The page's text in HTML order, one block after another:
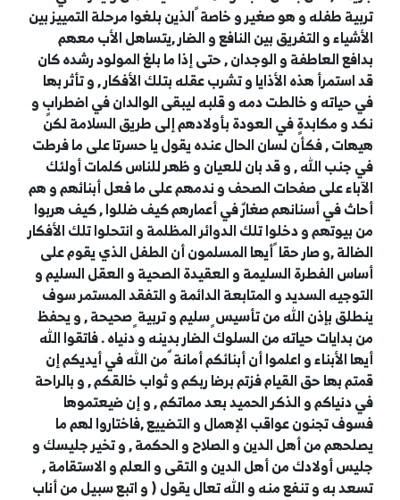
تربية طفله و هو صغير و خاصة ً الذين بلغوا مرحلة التمييز بين
الأشياء و التفريق بين النافع و الضار ,يتساهل الأب معهم
بدافع العاطفة و الوجدان , حتى إذا ما بلغ المولود رشده كان
قد استمرأ هذه الأذايا و تشرب عقله بتلك الأفكار , و تأثر بها
في حياته و خالطت دمه و قلبه ليبقى الوالدان في اضطرابٍ و
نكد و مكابدةٍ في العودة بأولادهم إلى طريق السلامة لكن
هيهات , فكأن لسان الحال عنده يقول يا حسرتا على ما فرطت
في جنب الله , و قد بان للعيان و ظهر للناس كلمات أولئك
الآباء على صفحات الصحف و ندمهم على ما فعل أبنائهم و هم
أحاث في أسنانهم صغارٌ في أعمارهم كيف ضللوا , كيف هربوا
من بيوتهم و دخلوا تلك الدوائر المظلمة و انتحلوا تلك الأفكار
الضالة ,و صار حقا ً أيها المسلمون أن الطفل الذي يقوم على
أساس الفطرة السليمة و العقيدة الصحية و العقل السليم و
التوجيه السديد و المتابعة الدائمة و التفقد المستمر سوف
ينطلق بإذن الله من تأسيس ٍ سليم و تربية ٍ صحيحة , و يحفظ
من بدايات حياته من السلوك الضار بدينه و دنياه . فاتقوا الله
أيها الأبناء و اعلموا أن أبنائكم أمانة ٌ من الله في أيديكم إن
قمتم بها حق القيام فزتم برضا ربكم و ثواب خالقكم , و بالراحة
في دنياكم و الذكر الحميد بعد مماتكم , و إن ضيعتموها
فسوف تجنون عواقب الإهمال و التضييع ,فاختاروا لهم ما
يصلحهم من أهل الدين و الصلاح و الحكمة , و تخير جليسك و
جليس أولادك من أهل الدين و التقى و العلم و الاستقامة ,
تسعد به و تنفع منه و الله تعال يقول ( و اتبع سبيل من أناب